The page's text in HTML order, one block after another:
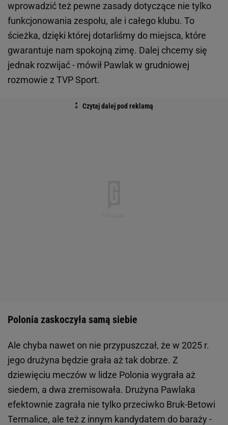
wprowadzić też pewne zasady dotyczące nie tylko
funkcjonowania zespołu, ale i całego klubu. To
ścieżka, dzięki której dotarliśmy do miejsca, które
gwarantuje nam spokojną zimę. Dalej chcemy się
jednak rozwijać - mówił Pawlak w grudniowej
rozmowie z TVP Sport.
Polonia zaskoczyła samą siebie
Ale chyba nawet on nie przypuszczał, że w 2025 r.
jego drużyna będzie grała aż tak dobrze. Z
dziewięciu meczów w lidze Polonia wygrała aż
siedem, a dwa zremisowała. Drużyna Pawlaka
efektownie zagrała nie tylko przeciwko Bruk-Betowi
Termalice, ale też z innym kandydatem do baraży -